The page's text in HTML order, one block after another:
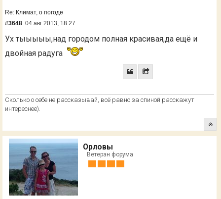
Re: Климат, о погоде
#3648 04 авг 2013, 18:27
Ух тыыыыы,над городом полная красивая,да ещё и
двойная радуга
Сколько о себе не рассказывай, всё равно за спиной расскажут
интереснее).
Орловы
Ветеран форума